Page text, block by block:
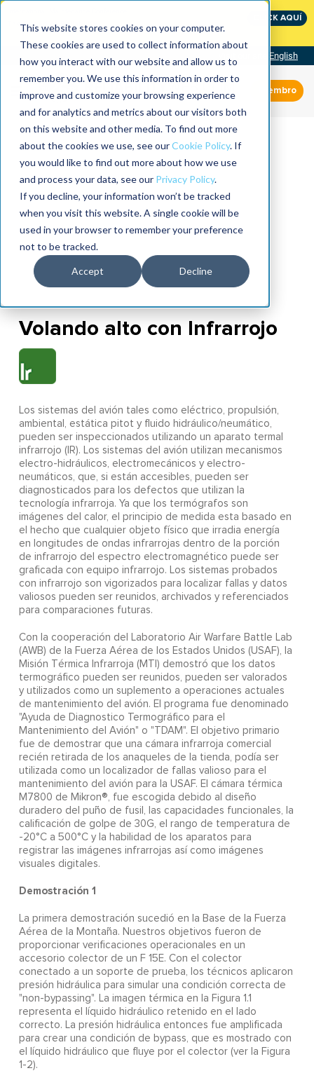
This website stores cookies on your computer.
These cookies are used to collect information about
how you interact with our website and allow us to
remember you. We use this information in order to
improve and customize your browsing experience
and for analytics and metrics about our visitors both
on this website and other media. To find out more
about the cookies we use, see ourCookie Policy. If
you would like to find out more about how we use
and process your data, see our Privacy Policy.
If you decline, your information won’t be tracked
when you visit this website. A single cookie will be
used in your browser to remember your preference
not to be tracked.
Accept Decline
The Speed of Reliability
CLICK AQUÍ
English
Miembro
Volando alto con Infrarrojo
Los sistemas del avión tales como eléctrico, propulsión,
ambiental, estática pitot y fluido hidráulico/neumático,
pueden ser inspeccionados utilizando un aparato termal
infrarrojo (IR). Los sistemas del avión utilizan mecanismos
electro-hidráulicos, electromecánicos y electro-
neumáticos, que, si están accesibles, pueden ser
diagnosticados para los defectos que utilizan la
tecnología infrarroja. Ya que los termógrafos son
imágenes del calor, el principio de medida esta basado en
el hecho que cualquier objeto físico que irradia energía
en longitudes de ondas infrarrojas dentro de la porción
de infrarrojo del espectro electromagnético puede ser
graficada con equipo infrarrojo. Los sistemas probados
con infrarrojo son vigorizados para localizar fallas y datos
valiosos pueden ser reunidos, archivados y referenciados
para comparaciones futuras.
Con la cooperación del Laboratorio Air Warfare Battle Lab
(AWB) de la Fuerza Aérea de los Estados Unidos (USAF), la
Misión Térmica Infrarroja (MTI) demostró que los datos
termográfico pueden ser reunidos, pueden ser valorados
y utilizados como un suplemento a operaciones actuales
de mantenimiento del avión. El programa fue denominado
"Ayuda de Diagnostico Termográfico para el
Mantenimiento del Avión" o "TDAM". El objetivo primario
fue de demostrar que una cámara infrarroja comercial
recién retirada de los anaqueles de la tienda, podía ser
utilizada como un localizador de fallas valioso para el
mantenimiento del avión para la USAF. El cámara térmica
M7800 de Mikron®, fue escogida debido al diseño
duradero del puño de fusil, las capacidades funcionales, la
calificación de golpe de 30G, el rango de temperatura de
-20°C a 500°C y la habilidad de los aparatos para
registrar las imágenes infrarrojas así como imágenes
visuales digitales.
Demostración 1
La primera demostración sucedió en la Base de la Fuerza
Aérea de la Montaña. Nuestros objetivos fueron de
proporcionar verificaciones operacionales en un
accesorio colector de un F 15E. Con el colector
conectado a un soporte de prueba, los técnicos aplicaron
presión hidráulica para simular una condición correcta de
"non-bypassing". La imagen térmica en la Figura 1.1
representa el líquido hidráulico retenido en el lado
correcto. La presión hidráulica entonces fue amplificada
para crear una condición de bypass, que es mostrado con
el líquido hidráulico que fluye por el colector (ver la Figura
1-2).